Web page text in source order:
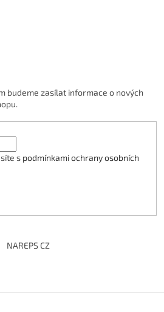
budeme zasílat informace o nových
s podmínkami ochrany osobních
NAREPS CZ